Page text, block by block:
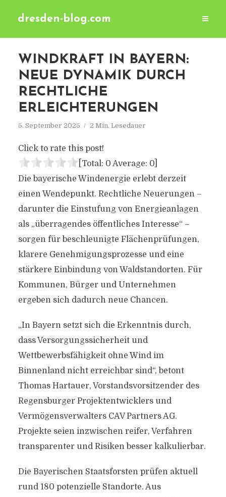
dresden-blog.com
WINDKRAFT IN BAYERN:
NEUE DYNAMIK DURCH
RECHTLICHE
ERLEICHTERUNGEN
5. September 2025 2 Min. Lesedauer
Click to rate this post!
[Total: 0 Average: 0]
Die bayerische Windenergie erlebt derzeit
einen Wendepunkt. Rechtliche Neuerungen –
darunter die Einstufung von Energieanlagen
als „überragendes öffentliches Interesse“ –
sorgen für beschleunigte Flächenprüfungen,
klarere Genehmigungsprozesse und eine
stärkere Einbindung von Waldstandorten. Für
Kommunen, Bürger und Unternehmen
ergeben sich dadurch neue Chancen.
„In Bayern setzt sich die Erkenntnis durch,
dass Versorgungssicherheit und
Wettbewerbsfähigkeit ohne Wind im
Binnenland nicht erreichbar sind“, betont
Thomas Hartauer, Vorstandsvorsitzender des
Regensburger Projektentwicklers und
Vermögensverwalters CAV Partners AG.
Projekte seien inzwischen reifer, Verfahren
transparenter und Risiken besser kalkulierbar.
Die Bayerischen Staatsforsten prüfen aktuell
rund 180 potenzielle Standorte. Aus